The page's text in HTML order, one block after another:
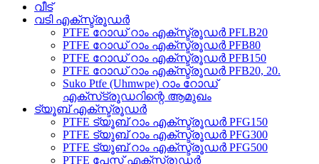
വീട്
വടി എക്സ്ട്രൂഡർ
PTFE റോഡ് റാം എക്സ്ട്രൂഡർ PFLB20
PTFE റോഡ് റാം എക്സ്ട്രൂഡർ PFB80
PTFE റോഡ് റാം എക്സ്ട്രൂഡർ PFB150
PTFE റോഡ് റാം എക്സ്ട്രൂഡർ PFB20, 20.
Suko Ptfe (Uhmwpe) റാം റോഡ്
എക്‌സ്‌ട്രൂഡറിന്റെ ആമുഖം
ട്യൂബ് എക്സ്ട്രൂഡർ
PTFE ട്യൂബ് റാം എക്സ്ട്രൂഡർ PFG150
PTFE ട്യൂബ് റാം എക്സ്ട്രൂഡർ PFG300
PTFE ട്യൂബ് റാം എക്സ്ട്രൂഡർ PFG500
PTFE പേസ്റ്റ് എക്സ്ട്രൂഡർ